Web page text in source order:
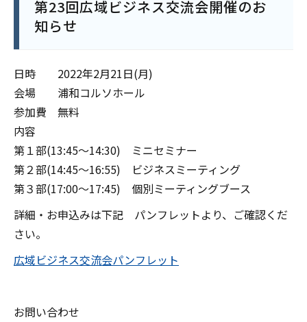
第23回広域ビジネス交流会開催のお
知らせ
日時 2022年2月21日(月)
会場 浦和コルソホール
参加費 無料
内容
第１部(13:45～14:30) ミニセミナー
第２部(14:45～16:55) ビジネスミーティング
第３部(17:00～17:45) 個別ミーティングブース
詳細・お申込みは下記 パンフレットより、ご確認くだ
さい。
広域ビジネス交流会パンフレット
お問い合わせ